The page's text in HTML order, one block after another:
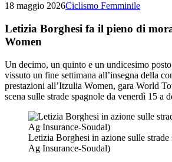
18 maggio 2026Ciclismo Femminile
Letizia Borghesi fa il pieno di
Women
Un decimo, un quinto e un undicesimo
vissuto un fine settimana all’insegna della
prestazioni all’Itzulia Women, gara World
scena sulle strade spagnole da venerdì 15 a
Letizia Borghesi in azione sulle strade
Ag Insurance-Soudal)